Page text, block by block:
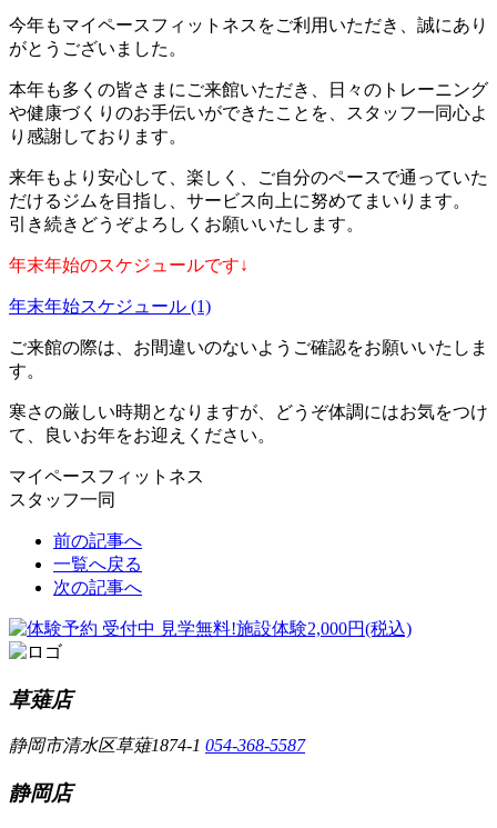
今年もマイペースフィットネスをご利用いただき、誠にあり
がとうございました。
本年も多くの皆さまにご来館いただき、日々のトレーニング
や健康づくりのお手伝いができたことを、スタッフ一同心よ
り感謝しております。
来年もより安心して、楽しく、ご自分のペースで通っていた
だけるジムを目指し、サービス向上に努めてまいります。
引き続きどうぞよろしくお願いいたします。
年末年始のスケジュールです↓
年末年始スケジュール (1)
ご来館の際は、お間違いのないようご確認をお願いいたしま
す。
寒さの厳しい時期となりますが、どうぞ体調にはお気をつけ
て、良いお年をお迎えください。
マイペースフィットネス
スタッフ一同
前の記事へ
一覧へ戻る
次の記事へ
草薙店
静岡市清水区草薙1874-1 054-368-5587
静岡店